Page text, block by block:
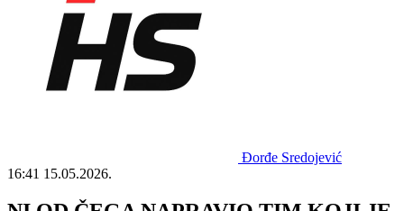
Đorđe Sredojević
16:41 15.05.2026.